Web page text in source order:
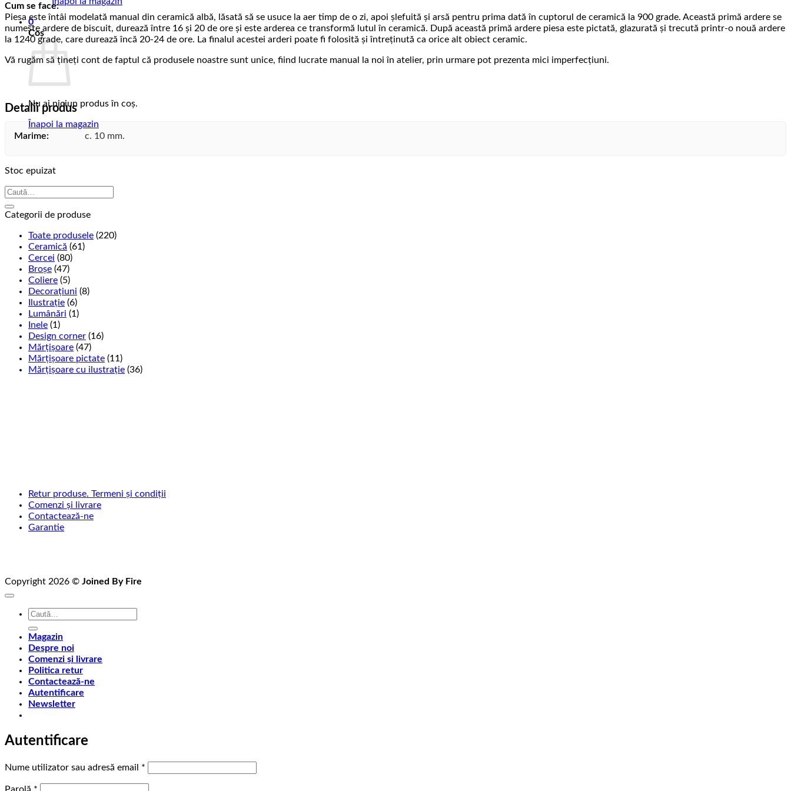
0
Coș
Nu ai niciun produs în coș.
Înapoi la magazin
Cum se face:
Piesa este întâi modelată manual din ceramică albă, lăsată să se usuce la aer timp de o zi, apoi șlefuită și arsă pentru prima dată în cuptorul de ceramică la 900 grade. Această primă ardere se
numește ardere de biscuit, durează între 16 și 20 de ore și este arderea ce transformă lutul în ceramică. După această primă ardere piesa este pictată, glazurată și trecută printr-o nouă ardere
la 1240 grade, care durează încă 20-24 de ore. La finalul acestei arderi poate fi folosită și întreținută ca orice alt obiect ceramic.
Vă rugăm să țineți cont de faptul că produsele noastre sunt unice, fiind lucrate manual la noi în atelier, prin urmare pot prezenta mici imperfecțiuni.
Detalii produs
Marime: c. 10 mm.
Stoc epuizat
Caută
Categorii de produse
Toate produsele (220)
Ceramică (61)
Cercei (80)
Broșe (47)
Coliere (5)
Decorațiuni (8)
Ilustrație (6)
Lumânări (1)
Inele (1)
Design corner (16)
Mărțișoare (47)
Mărțișoare pictate (11)
Mărțișoare cu ilustrație (36)
Retur produse. Termeni și condiții
Comenzi și livrare
Contactează-ne
Garantie
Copyright 2026 © Joined By Fire
Caută
Magazin
Despre noi
Comenzi și livrare
Politica retur
Contactează-ne
Autentificare
Newsletter
Autentificare
Nume utilizator sau adresă email *
Parolă *